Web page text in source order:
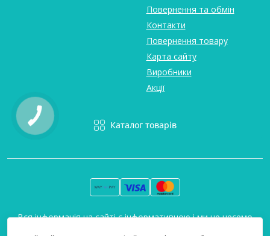
Повернення та обмін
Контакти
Повернення товару
Карта сайту
Виробники
Акції
Каталог товарів
Вся інформація на сайті є інформативною і ми не несемо